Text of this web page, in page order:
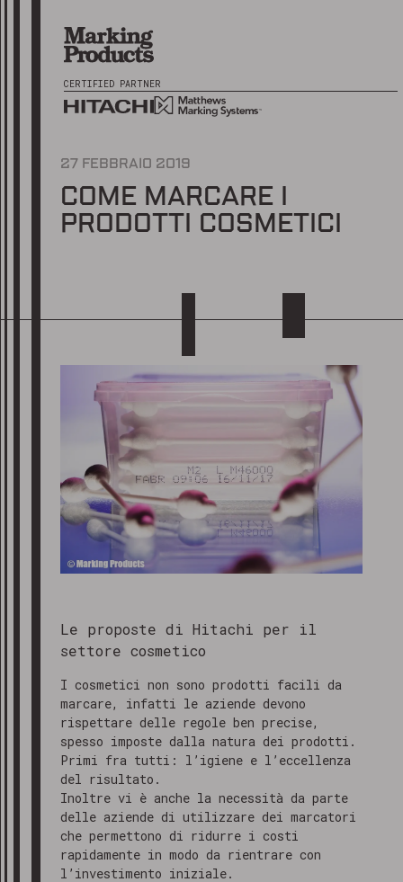
CERTIFIED PARTNER
27 FEBBRAIO 2019
COME MARCARE I
PRODOTTI COSMETICI
Le proposte di Hitachi per il
settore cosmetico
I cosmetici non sono prodotti facili da
marcare, infatti le aziende devono
rispettare delle regole ben precise,
spesso imposte dalla natura dei prodotti.
Primi fra tutti: l’igiene e l’eccellenza
del risultato.
Inoltre vi è anche la necessità da parte
delle aziende di utilizzare dei marcatori
che permettono di ridurre i costi
rapidamente in modo da rientrare con
l’investimento iniziale.